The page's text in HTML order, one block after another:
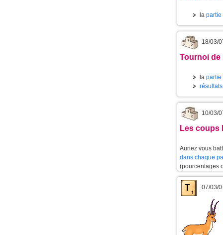
la partie
18/03/
Tournoi de
la partie
10/03/
Les coups
Auriez vous
dans chaque
(pourcentages
07/03/